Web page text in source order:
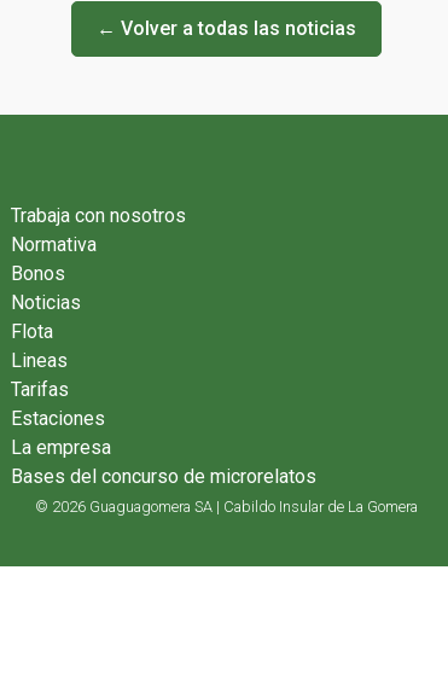
← Volver a todas las noticias
Trabaja con nosotros
Normativa
Bonos
Noticias
Flota
Lineas
Tarifas
Estaciones
La empresa
Bases del concurso de microrelatos
© 2026 Guaguagomera SA | Cabildo Insular de La Gomera